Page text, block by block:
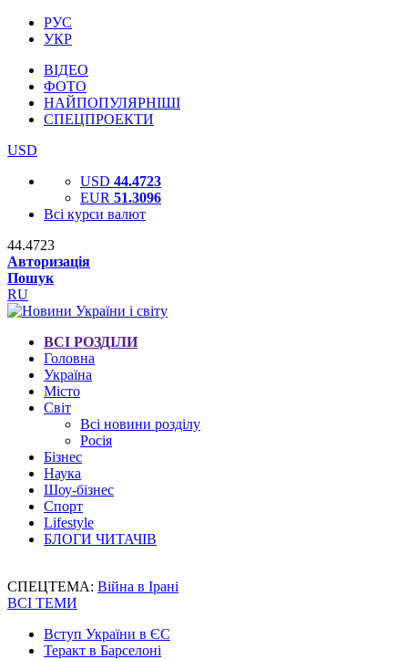
РУС
УКР
ВІДЕО
ФОТО
НАЙПОПУЛЯРНІШІ
СПЕЦПРОЕКТИ
USD
USD 44.4723
EUR 51.3096
Всі курси валют
44.4723
Авторизація
Пошук
RU
ВСІ РОЗДІЛИ
Головна
Україна
Місто
Світ
Всі новини розділу
Росія
Бізнес
Наука
Шоу-бізнес
Спорт
Lifestyle
БЛОГИ ЧИТАЧІВ
СПЕЦТЕМА: Війна в Ірані
ВСІ ТЕМИ
Вступ України в ЄС
Теракт в Барселоні